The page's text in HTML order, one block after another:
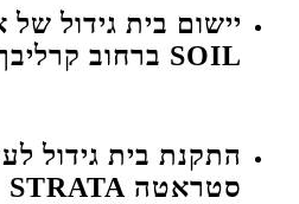
SOIL ברחוב קרליבך בתל אביב
התקנת בית גידול
סטראטה STRATA